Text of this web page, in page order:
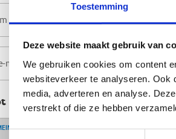
Toestemming
Deze website maakt gebruik van
We gebruiken cookies om content
websiteverkeer te analyseren. Ook
media, adverteren en analyse.
verstrekt of die ze hebben
welk domein jouw vraag behoort